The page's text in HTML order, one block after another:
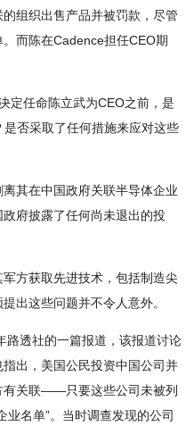
组织出售产品并被罚款，尽管
而陈在Cadence担任CEO期
定任命陈立武为CEO之前，是
否采取了任何措施来应对这些
其在中国政府关联半导体企业
府披露了任何尚未退出的投
方获取先进技术，包括制造尖
出这些问题并不令人意外。
路透社的一篇报道，该报道讨论
出，美国公民投资中国公司并
关联——只要这些公司未被列
业名单”。当时调查发现的公司